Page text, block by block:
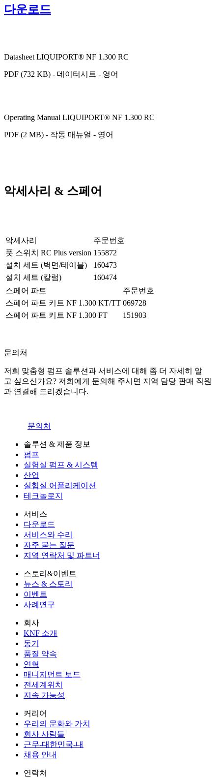
다운로드
Datasheet LIQUIPORT® NF 1.300 RC
PDF (732 KB) - 데이터시트 - 영어
Operating Manual LIQUIPORT® NF 1.300 RC
PDF (2 MB) - 작동 매뉴얼 - 영어
악세사리 & 스페어
악세사리
주문번호
풋 스위치 RC Plus version 155872
설치 세트 (벽면/테이블)
160473
설치 세트 (칼럼)
160474
스페어 파트
주문번호
스페어 파트 키트 NF 1.300 KT/TT 069728
스페어 파트 키트 NF 1.300 FT
151903
문의처
저희 맞춤형 펌프 솔루션과 서비스에 대해 좀 더 자세히 알
고 싶으신가요? 저희에게 문의해 주시면 지역 담당 판매 직원
과 연결해 드리겠습니다.
문의처
솔루션 & 제품 정보
펌프
실험실 펌프 & 시스템
산업
실험실 어플리케이션
테크놀로지
서비스
다운로드
서비스와 수리
자주 묻는 질문
지역 연락처 및 파트너
스토리&이벤트
뉴스 & 스토리
이벤트
사례연구
회사
KNF 소개
동기
품질 약속
연혁
매니지먼트 보드
전세계위치
지속 가능성
커리어
우리의 문화와 가치
회사 사람들
근무-대한민국-내
채용 안내
연락처